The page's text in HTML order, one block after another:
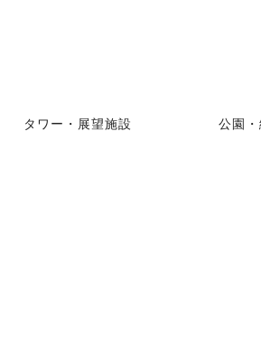
タワー・展望施設 公園